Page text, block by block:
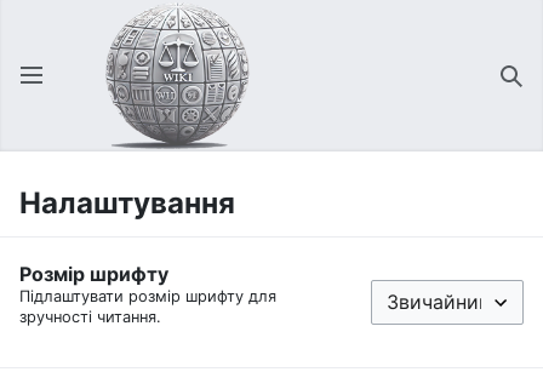
Відкрити головне меню
Налаштування
Розмір шрифту
Підлаштувати розмір шрифту для
зручності читання.